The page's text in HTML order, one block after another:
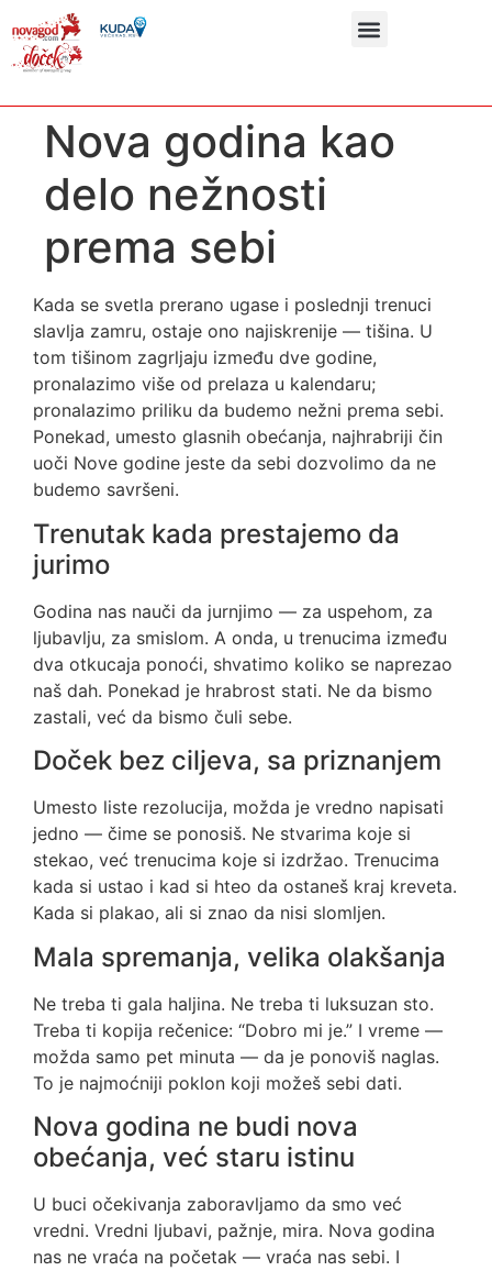
Nova godina kao
delo nežnosti
prema sebi
Kada se svetla prerano ugase i poslednji trenuci
slavlja zamru, ostaje ono najiskrenije — tišina. U
tom tišinom zagrljaju između dve godine,
pronalazimo više od prelaza u kalendaru;
pronalazimo priliku da budemo nežni prema sebi.
Ponekad, umesto glasnih obećanja, najhrabriji čin
uoči Nove godine jeste da sebi dozvolimo da ne
budemo savršeni.
Trenutak kada prestajemo da
jurimo
Godina nas nauči da jurnjimo — za uspehom, za
ljubavlju, za smislom. A onda, u trenucima između
dva otkucaja ponoći, shvatimo koliko se naprezao
naš dah. Ponekad je hrabrost stati. Ne da bismo
zastali, već da bismo čuli sebe.
Doček bez ciljeva, sa priznanjem
Umesto liste rezolucija, možda je vredno napisati
jedno — čime se ponosiš. Ne stvarima koje si
stekao, već trenucima koje si izdržao. Trenucima
kada si ustao i kad si hteo da ostaneš kraj kreveta.
Kada si plakao, ali si znao da nisi slomljen.
Mala spremanja, velika olakšanja
Ne treba ti gala haljina. Ne treba ti luksuzan sto.
Treba ti kopija rečenice: “Dobro mi je.” I vreme —
možda samo pet minuta — da je ponoviš naglas.
To je najmoćniji poklon koji možeš sebi dati.
Nova godina ne budi nova
obećanja, već staru istinu
U buci očekivanja zaboravljamo da smo već
vredni. Vredni ljubavi, pažnje, mira. Nova godina
nas ne vraća na početak — vraća nas sebi. I